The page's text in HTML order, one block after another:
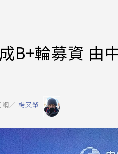
B+輪募資 由
網／ 楊又肇